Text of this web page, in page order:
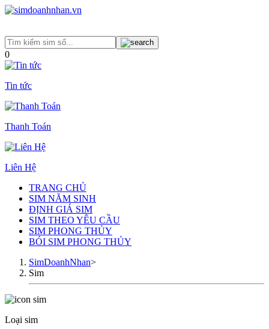
0
Tin tức
Thanh Toán
Liên Hệ
TRANG CHỦ
SIM NĂM SINH
ĐỊNH GIÁ SIM
SIM THEO YÊU CẦU
SIM PHONG THỦY
BÓI SIM PHONG THỦY
SimDoanhNhan>
Sim
Loại sim